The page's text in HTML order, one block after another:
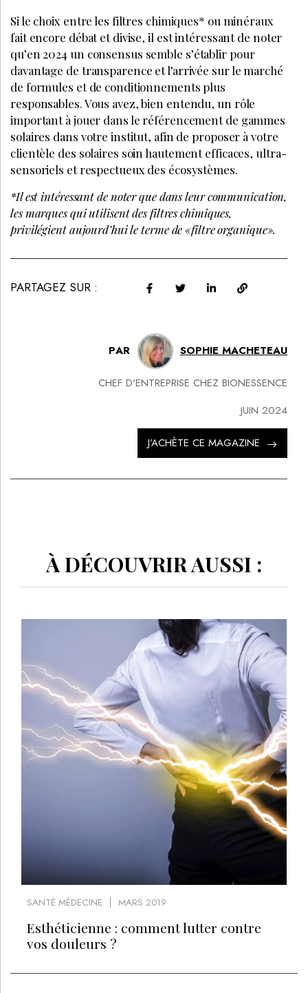
Si le choix entre les filtres chimiques* ou minéraux
fait encore débat et divise, il est intéressant de noter
qu’en 2024 un consensus semble s’établir pour
davantage de transparence et l’arrivée sur le marché
de formules et de conditionnements plus
responsables. Vous avez, bien entendu, un rôle
important à jouer dans le référencement de gammes
solaires dans votre institut, afin de proposer à votre
clientèle des solaires soin hautement efficaces, ultra-
sensoriels et respectueux des écosystèmes.
*Il est intéressant de noter que dans leur communication,
les marques qui utilisent des filtres chimiques,
privilégient aujourd’hui le terme de «filtre organique».
PARTAGEZ SUR :
PAR SOPHIE MACHETEAU
CHEF D'ENTREPRISE CHEZ BIONESSENCE
JUIN 2024
J’ACHÈTE CE MAGAZINE
À DÉCOUVRIR AUSSI :
SANTÉ MÉDECINE MARS 2019
Esthéticienne : comment lutter contre
vos douleurs ?